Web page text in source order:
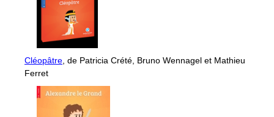
Cléopâtre, de Patricia Crété, Bruno Wennagel et Mathieu
Ferret